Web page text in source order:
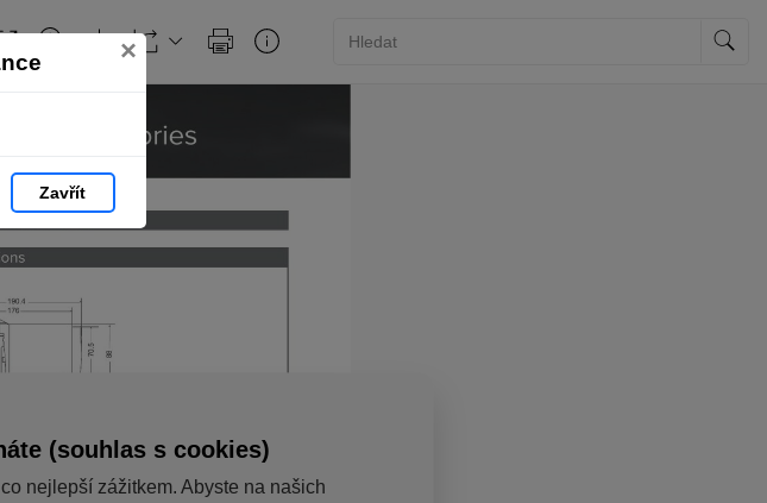
×
Zavřít
(souhlas s cookies)
nejlepší zážitkem. Abyste na našich